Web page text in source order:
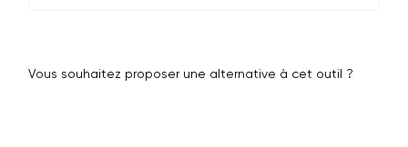
Vous souhaitez proposer une alternative à cet outil ?